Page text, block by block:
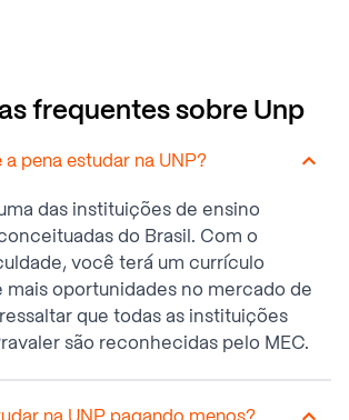
frequentes sobre Unp
a pena estudar na UNP?
das instituições de ensino
do Brasil. Com o
você terá um currículo
oportunidades no mercado de
que todas as instituições
são reconhecidas pelo MEC.